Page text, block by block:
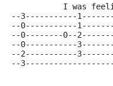
I was
--3-----------
--0-----------
--0--------0--
--0-----------
--2-----------
--